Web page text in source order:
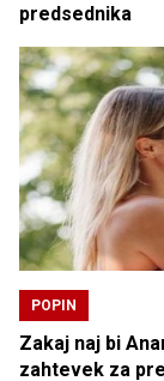
predsednika
POPIN
Zakaj naj bi
zahtevek za